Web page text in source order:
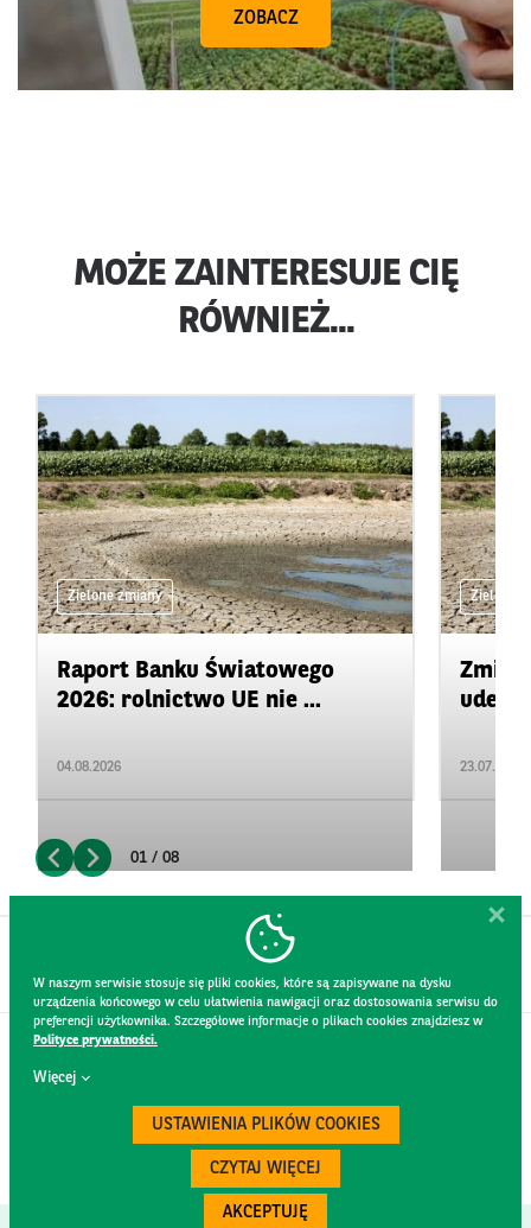
ZOBACZ
MOŻE ZAINTERESUJE CIĘ
RÓWNIEŻ...
Zielone zmiany
Raport Banku Światowego
2026: rolnictwo UE nie ...
04.08.2026
Zielone
23.07.2026
01 / 08
W naszym serwisie stosuje się pliki cookies, które są zapisywane na dysku
urządzenia końcowego w celu ułatwienia nawigacji oraz dostosowania serwisu do
preferencji użytkownika. Szczegółowe informacje o plikach cookies znajdziesz w
Polityce prywatności.
Więcej
USTAWIENIA PLIKÓW COOKIES
CZYTAJ WIĘCEJ
AKCEPTUJĘ
KONTAKT
REGULAMIN STRONY
POLITYKA PRYWATNOŚCI